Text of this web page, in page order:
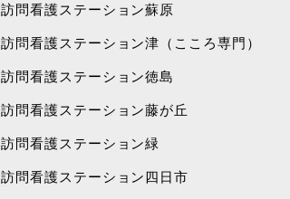
訪問看護ステーション蘇原
訪問看護ステーション津（こころ専門）
訪問看護ステーション徳島
訪問看護ステーション藤が丘
訪問看護ステーション緑
訪問看護ステーション四日市